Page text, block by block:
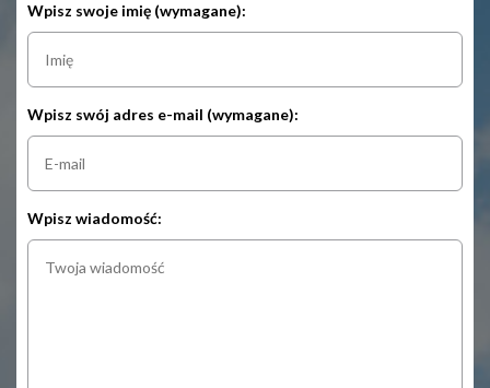
Wpisz swoje imię (wymagane):
Wpisz swój adres e-mail (wymagane):
Wpisz wiadomość: